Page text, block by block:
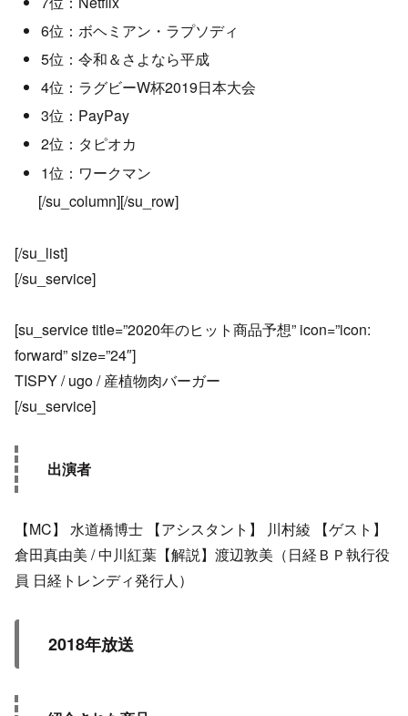
6位：ボヘミアン・ラプソディ
5位：令和＆さよなら平成
4位：ラグビーW杯2019日本大会
3位：PayPay
2位：タピオカ
1位：ワークマン
[/su_column][/su_row]
[/su_list]
[/su_service]
[su_service title=”2020年のヒット商品予想” icon=”icon:
forward” size=”24″]
TISPY / ugo / 産植物肉バーガー
[/su_service]
出演者
【MC】 水道橋博士 【アシスタント】 川村綾 【ゲスト】
倉田真由美 / 中川紅葉【解説】渡辺敦美（日経ＢＰ執行役
員 日経トレンディ発行人）
2018年放送